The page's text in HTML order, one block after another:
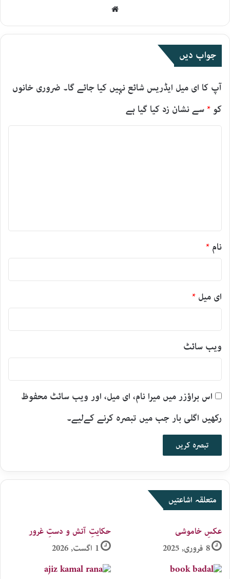
جواب دیں
آپ کا ای میل ایڈریس شائع نہیں کیا جائے گا۔ ضروری خانوں
کو *سے نشان زد کیا گیا ہے
نام *
ای میل *
ویب‌ سائٹ
اس براؤزر میں میرا نام، ای میل، اور ویب سائٹ محفوظ
رکھیں اگلی بار جب میں تبصرہ کرنے کےلیے۔
متعلقہ اشاعتیں
عکسِ خاموشی
8 فروری, 2025
حکایتِ آتش و دستِ غرور
1 اگست, 2026